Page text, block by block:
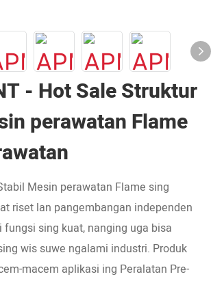
- Hot Sale Struktur
perawatan Flame
Mesin perawatan Flame sing
riset lan pangembangan independen
sing kuat, nanging uga bisa
wis suwe ngalami industri. Produk
macem aplikasi ing Peralatan Pre-